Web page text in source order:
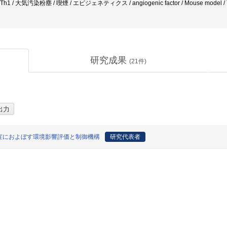
/ 大気汚染粉塵 / 喫煙 / エピジェネティクス / angiogenic factor / Mouse model
研究成果 (21件)
およぼす環境影響評価と制御機構 研究代表者